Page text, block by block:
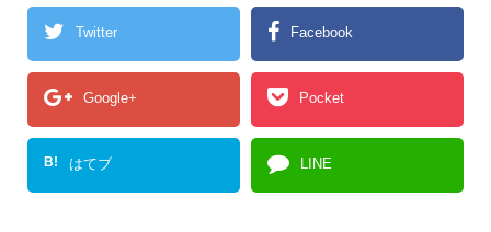
Twitter Facebook
Google+ Pocket
B! はてブ LINE